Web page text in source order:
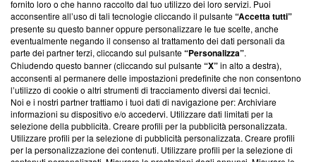
parte; Trust Project non ha ancora effettuato una verifica di
conformità agli standard.
Su di noi
Team editoriale
Corporate
Redazione
Informativa Privacy
fornito loro o che hanno raccolto dal tuo utilizzo dei loro servizi. Puoi
acconsentire all’uso di tali tecnologie cliccando il pulsante“Accetta tutti”
presente su questo banner oppure personalizzare le tue scelte, anche
eventualmente negando il consenso al trattamento dei dati personali da
parte dei partner terzi, cliccando sul pulsante“Personalizza”.
Chiudendo questo banner (cliccando sul pulsante“X”in alto a destra),
acconsenti al permanere delle impostazioni predefinite che non consentono
l’utilizzo di cookie o altri strumenti di tracciamento diversi dai tecnici.
Noi e i nostri partner trattiamo i tuoi dati di navigazione per: Archiviare
informazioni su dispositivo e/o accedervi. Utilizzare dati limitati per la
selezione della pubblicità. Creare profili per la pubblicità personalizzata.
Utilizzare profili per la selezione di pubblicità personalizzata. Creare profili
per la personalizzazione dei contenuti. Utilizzare profili per la selezione di